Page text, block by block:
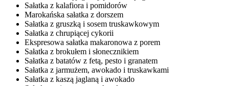
Sałatka z kalafiora i pomidorów
Marokańska sałatka z dorszem
Sałatka z gruszką i sosem truskawkowym
Sałatka z chrupiącej cykorii
Ekspresowa sałatka makaronowa z porem
Sałatka z brokułem i słonecznikiem
Sałatka z batatów z fetą, pesto i granatem
Sałatka z jarmużem, awokado i truskawkami
Sałatka z kaszą jaglaną i awokado